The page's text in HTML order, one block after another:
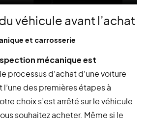
véhicule avant l’achat
et carrosserie
mécanique est
processus d’achat d’une voiture
l’une des premières étapes à
choix s’est arrêté sur le véhicule
souhaitez acheter. Même si le